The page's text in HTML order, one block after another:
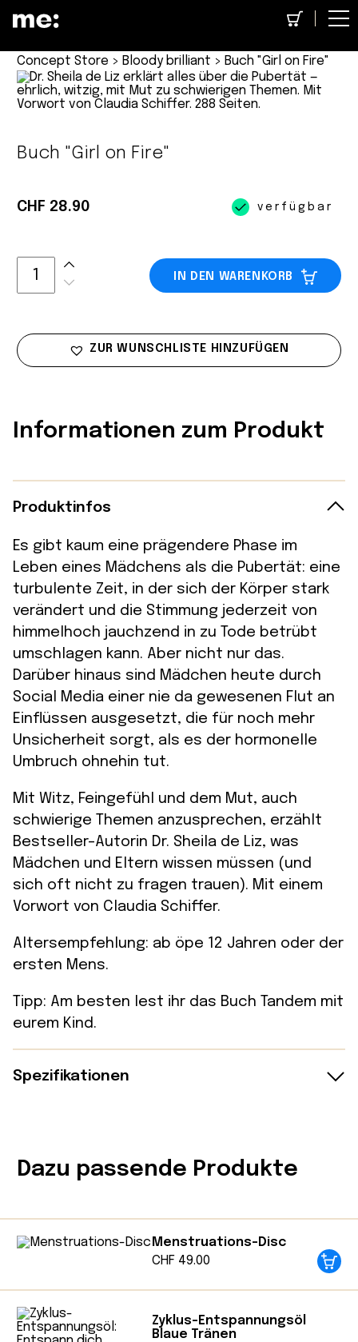
Concept Store > Bloody brilliant > Buch "Girl on Fire"
Buch "Girl on Fire"
CHF 28.90 verfügbar
IN DEN WARENKORB
ZUR WUNSCHLISTE HINZUFÜGEN
Informationen zum Produkt
Produktinfos
Es gibt kaum eine prägendere Phase im
Leben eines Mädchens als die Pubertät: eine
turbulente Zeit, in der sich der Körper stark
verändert und die Stimmung jederzeit von
himmelhoch jauchzend in zu Tode betrübt
umschlagen kann. Aber nicht nur das.
Darüber hinaus sind Mädchen heute durch
Social Media einer nie da gewesenen Flut an
Einflüssen ausgesetzt, die für noch mehr
Unsicherheit sorgt, als es der hormonelle
Umbruch ohnehin tut.
Mit Witz, Feingefühl und dem Mut, auch
schwierige Themen anzusprechen, erzählt
Bestseller-Autorin Dr. Sheila de Liz, was
Mädchen und Eltern wissen müssen (und
sich oft nicht zu fragen trauen). Mit einem
Vorwort von Claudia Schiffer.
Altersempfehlung: ab öpe 12 Jahren oder der
ersten Mens.
Tipp: Am besten lest ihr das Buch Tandem mit
eurem Kind.
Spezifikationen
Produktsprache: Deutsch
Verlag: Rowohlt Taschenbuch
Illustrationen: Sofia Evison
Dazu passende Produkte
Menstruations-Disc
CHF 49.00
Zyklus-Entspannungsöl
Blaue Tränen